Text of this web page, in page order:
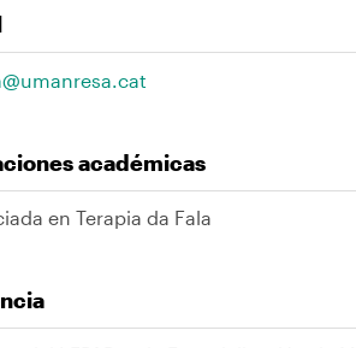
académicas
en Terapia da Fala